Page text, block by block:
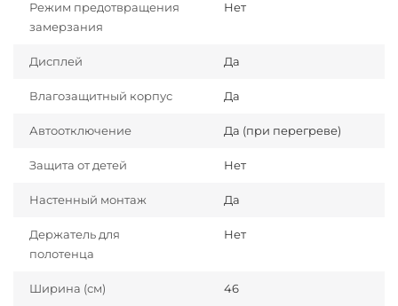
Режим предотвращения
замерзания
Нет
Дисплей Да
Влагозащитный корпус Да
Автоотключение Да (при перегреве)
Защита от детей Нет
Настенный монтаж Да
Держатель для
полотенца
Нет
Ширина (см) 46